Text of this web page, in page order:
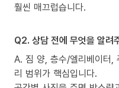
훨씬 매끄럽습니다.
Q2. 상담 전에 무엇을 알려
A. 짐 양, 층수/엘리베이터,
리 범위가 핵심입니다.